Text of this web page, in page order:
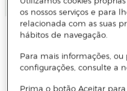
Adicionar
os nossos serviços e para
relacionada com as suas
hábitos de navegação.
Para mais informações,
configurações, consulte a
Prima o botão Aceitar